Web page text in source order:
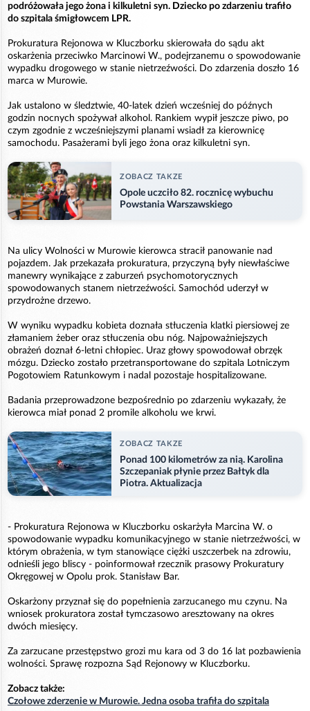
podróżowała jego żona i kilkuletni syn. Dziecko po zdarzeniu trafiło
do szpitala śmigłowcem LPR.
Prokuratura Rejonowa w Kluczborku skierowała do sądu akt
oskarżenia przeciwko Marcinowi W., podejrzanemu o spowodowanie
wypadku drogowego w stanie nietrzeźwości. Do zdarzenia doszło 16
marca w Murowie.
Jak ustalono w śledztwie, 40-latek dzień wcześniej do późnych
godzin nocnych spożywał alkohol. Rankiem wypił jeszcze piwo, po
czym zgodnie z wcześniejszymi planami wsiadł za kierownicę
samochodu. Pasażerami byli jego żona oraz kilkuletni syn.
ZOBACZ TAKZE
Opole uczciło 82. rocznicę wybuchu
Powstania Warszawskiego
Na ulicy Wolności w Murowie kierowca stracił panowanie nad
pojazdem. Jak przekazała prokuratura, przyczyną były niewłaściwe
manewry wynikające z zaburzeń psychomotorycznych
spowodowanych stanem nietrzeźwości. Samochód uderzył w
przydrożne drzewo.
W wyniku wypadku kobieta doznała stłuczenia klatki piersiowej ze
złamaniem żeber oraz stłuczenia obu nóg. Najpoważniejszych
obrażeń doznał 6-letni chłopiec. Uraz głowy spowodował obrzęk
mózgu. Dziecko zostało przetransportowane do szpitala Lotniczym
Pogotowiem Ratunkowym i nadal pozostaje hospitalizowane.
Badania przeprowadzone bezpośrednio po zdarzeniu wykazały, że
kierowca miał ponad 2 promile alkoholu we krwi.
ZOBACZ TAKZE
Ponad 100 kilometrów za nią. Karolina
Szczepaniak płynie przez Bałtyk dla
Piotra. Aktualizacja
- Prokuratura Rejonowa w Kluczborku oskarżyła Marcina W. o
spowodowanie wypadku komunikacyjnego w stanie nietrzeźwości, w
którym obrażenia, w tym stanowiące ciężki uszczerbek na zdrowiu,
odnieśli jego bliscy - poinformował rzecznik prasowy Prokuratury
Okręgowej w Opolu prok. Stanisław Bar.
Oskarżony przyznał się do popełnienia zarzucanego mu czynu. Na
wniosek prokuratora został tymczasowo aresztowany na okres
dwóch miesięcy.
Za zarzucane przestępstwo grozi mu kara od 3 do 16 lat pozbawienia
wolności. Sprawę rozpozna Sąd Rejonowy w Kluczborku.
Zobacz także:
Czołowe zderzenie w Murowie. Jedna osoba trafiła do szpitala